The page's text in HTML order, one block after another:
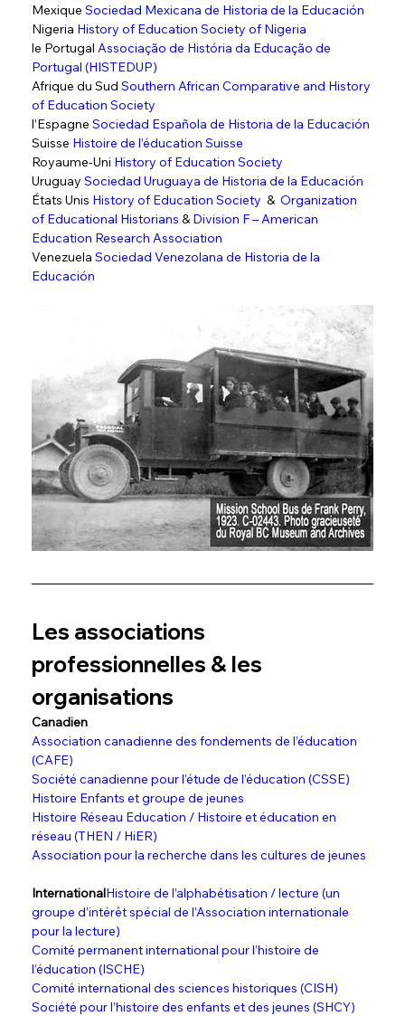
Mexique Sociedad Mexicana de Historia de la Educación
Nigeria History of Education Society of Nigeria
le Portugal Associação de História da Educação de
Portugal (HISTEDUP)
Afrique du Sud Southern African Comparative and History
of Education Society
l’Espagne Sociedad Española de Historia de la Educación
Suisse Histoire de l’éducation Suisse
Royaume-Uni History of Education Society
Uruguay Sociedad Uruguaya de Historia de la Educación
États Unis History of Education Society & Organization
of Educational Historians & Division F – American
Education Research Association
Venezuela Sociedad Venezolana de Historia de la
Educación
Les associations
professionnelles & les
organisations
Canadien
Association canadienne des fondements de l’éducation
(CAFE)
Société canadienne pour l’étude de l’éducation (CSSE)
Histoire Enfants et groupe de jeunes
Histoire Réseau Education / Histoire et éducation en
réseau (THEN / HiER)
Association pour la recherche dans les cultures de jeunes
InternationalHistoire de l’alphabétisation / lecture (un
groupe d’intérêt spécial de l’Association internationale
pour la lecture)
Comité permanent international pour l’histoire de
l’éducation (ISCHE)
Comité international des sciences historiques (CISH)
Société pour l’histoire des enfants et des jeunes (SHCY)